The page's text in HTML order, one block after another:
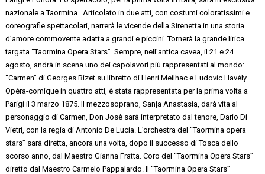
nazionale a Taormina. Articolato in due atti, con costumi coloratissimi e
coreografie spettacolari, narrerà le vicende della Sirenetta in una storia
d’amore commovente adatta a grandi e piccini. Tornerà la grande lirica
targata “Taormina Opera Stars”. Sempre, nell’antica cavea, il 21 e 24
agosto, andrà in scena uno dei capolavori più rappresentati al mondo:
“Carmen” di Georges Bizet su libretto di Henri Meilhac e Ludovic Havély.
Opéra-comique in quattro atti, è stata rappresentata per la prima volta a
Parigi il 3 marzo 1875. Il mezzosoprano, Sanja Anastasia, darà vita al
personaggio di Carmen, Don Josè sarà interpretato dal tenore, Dario Di
Vietri, con la regia di Antonio De Lucia. L’orchestra del “Taormina opera
stars” sarà diretta, ancora una volta, dopo il successo di Tosca dello
scorso anno, dal Maestro Gianna Fratta. Coro del “Taormina Opera Stars”
diretto dal Maestro Carmelo Pappalardo. Il “Taormina Opera Stars”